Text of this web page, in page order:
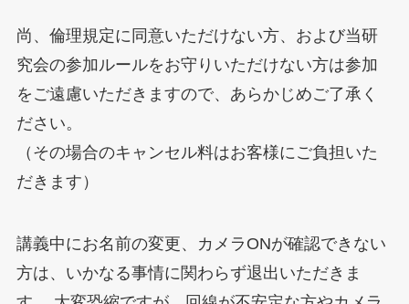
尚、倫理規定に同意いただけない方、および当研
究会の参加ルールをお守りいただけない方は参加
をご遠慮いただきますので、あらかじめご了承く
ださい。
（その場合のキャンセル料はお客様にご負担いた
だきます）
講義中にお名前の変更、カメラONが確認できない
方は、いかなる事情に関わらず退出いただきま